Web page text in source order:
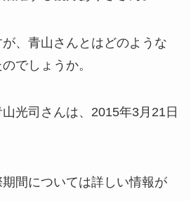
、青山さんとはどのような
でしょうか。
光司さんは、2015年3月21日
間については詳しい情報が